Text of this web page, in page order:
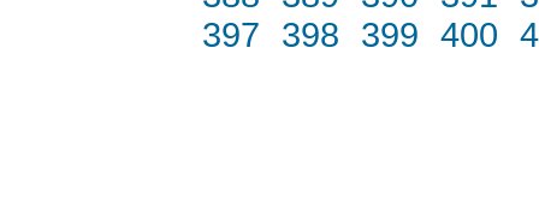
397
398 399 400